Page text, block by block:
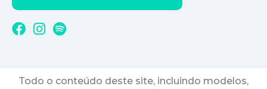
Todo o conteúdo deste site, incluindo modelos,